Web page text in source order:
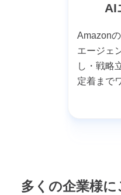
AI
Amazon
エージェ
し・戦略
定着まで
多くの企業様